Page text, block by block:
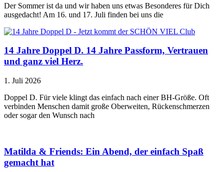
Der Sommer ist da und wir haben uns etwas Besonderes für Dich
ausgedacht! Am 16. und 17. Juli finden bei uns die
14 Jahre Doppel D. 14 Jahre Passform, Vertrauen
und ganz viel Herz.
1. Juli 2026
Doppel D. Für viele klingt das einfach nach einer BH-Größe. Oft
verbinden Menschen damit große Oberweiten, Rückenschmerzen
oder sogar den Wunsch nach
Matilda & Friends: Ein Abend, der einfach Spaß
gemacht hat